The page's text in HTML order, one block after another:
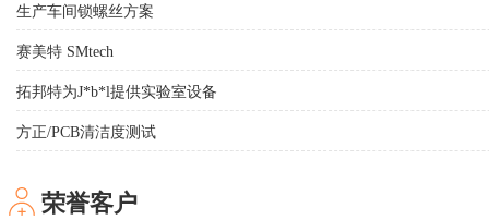
生产车间锁螺丝方案
赛美特 SMtech
拓邦特为J*b*l提供实验室设备
方正/PCB清洁度测试
荣誉客户